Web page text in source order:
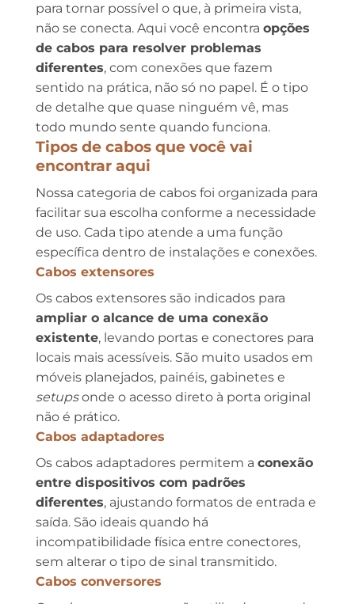
para tornar possível o que, à primeira vista,
não se conecta. Aqui você encontra opções
de cabos para resolver problemas
diferentes, com conexões que fazem
sentido na prática, não só no papel. É o tipo
de detalhe que quase ninguém vê, mas
todo mundo sente quando funciona.
Tipos de cabos que você vai
encontrar aqui
Nossa categoria de cabos foi organizada para
facilitar sua escolha conforme a necessidade
de uso. Cada tipo atende a uma função
específica dentro de instalações e conexões.
Cabos extensores
Os cabos extensores são indicados para
ampliar o alcance de uma conexão
existente, levando portas e conectores para
locais mais acessíveis. São muito usados em
móveis planejados, painéis, gabinetes e
setupsonde o acesso direto à porta original
não é prático.
Cabos adaptadores
Os cabos adaptadores permitem a conexão
entre dispositivos com padrões
diferentes, ajustando formatos de entrada e
saída. São ideais quando há
incompatibilidade física entre conectores,
sem alterar o tipo de sinal transmitido.
Cabos conversores